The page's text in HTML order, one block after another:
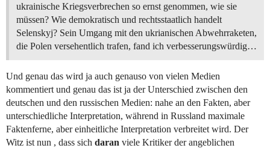
ukrainische Kriegsverbrechen so ernst genommen, wie sie
müssen? Wie demokratisch und rechtsstaatlich handelt
Selenskyj? Sein Umgang mit den ukrianischen Abwehrraketen,
die Polen versehentlich trafen, fand ich verbesserungswürdig…
Und genau das wird ja auch genauso von vielen Medien
kommentiert und genau das ist ja der Unterschied zwischen den
deutschen und den russischen Medien: nahe an den Fakten, aber
unterschiedliche Interpretation, während in Russland maximale
Faktenferne, aber einheitliche Interpretation verbreitet wird. Der
Witz ist nun , dass sich daran viele Kritiker der angeblichen